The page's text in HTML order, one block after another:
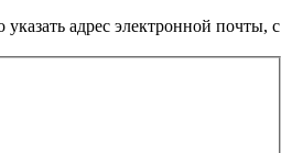
адрес электронной почты, с